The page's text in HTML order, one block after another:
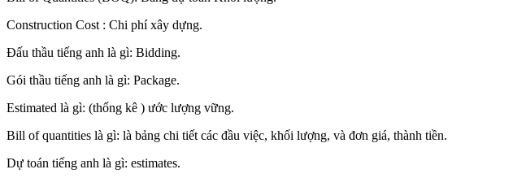
Construction Cost : Chi phí xây dựng.
Đấu thầu tiếng anh là gì: Bidding.
Gói thầu tiếng anh là gì: Package.
Estimated là gì: (thống kê ) ước lượng vững.
Bill of quantities là gì: là bảng chi tiết các đầu việc, khối lượng, và đơn giá, thành tiền.
Dự toán tiếng anh là gì: estimates.